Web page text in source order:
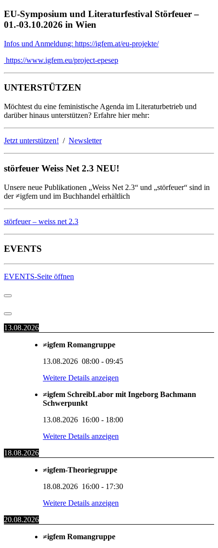
EU-Symposium und Literaturfestival Störfeuer –
01.-03.10.2026 in Wien
Infos und Anmeldung: https://igfem.at/eu-projekte/
https://www.igfem.eu/project-epesep
UNTERSTÜTZEN
Möchtest du eine feministische Agenda im Literaturbetrieb und
darüber hinaus unterstützen? Erfahre hier mehr:
Jetzt unterstützen! / Newsletter
störfeuer Weiss Net 2.3 NEU!
Unsere neue Publikationen „Weiss Net 2.3“ und „störfeuer“ sind in
der ≠igfem und im Buchhandel erhältlich
störfeuer – weiss net 2.3
EVENTS
EVENTS-Seite öffnen
13.08.2026
≠igfem Romangruppe
13.08.2026 08:00 - 09:45
Weitere Details anzeigen
≠igfem SchreibLabor mit Ingeborg Bachmann
Schwerpunkt
13.08.2026 16:00 - 18:00
Weitere Details anzeigen
18.08.2026
≠igfem-Theoriegruppe
18.08.2026 16:00 - 17:30
Weitere Details anzeigen
20.08.2026
≠igfem Romangruppe